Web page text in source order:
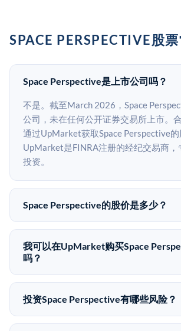
SPACE PERSPECTIVE股
Space Perspective是上市公司吗？
不是。截至March 2026，Space
公司，未在任何公开证券交易所上市。
通过UpMarket获取Space Perspective的
UpMarket是FINRA注册的经纪交易商，
投资。
Space Perspective的股价是多少？
Space Perspective没有公开股价，因为
司。最近的已知股价来自其最近一轮融资
的Pre-IPO股价可能因供需和市场条件而
我可以在UpMarket购买Space
吗？
可以。合格投资者可以通过填写本页表
upmarket.co创建账户来表达对Space
金额为50,000美元。UpMarket是
投资Space Perspective有哪些风险？
Pre-IPO投资存在重大风险。Space